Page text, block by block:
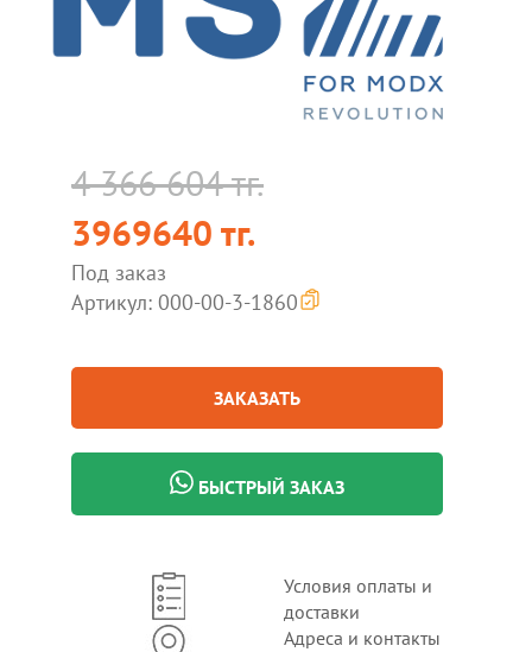
4 366 604 тг.
3969640 тг.
Под заказ
Артикул: 000-00-3-1860
ЗАКАЗАТЬ
БЫСТРЫЙ ЗАКАЗ
Условия оплаты и
доставки
Адреса и контакты